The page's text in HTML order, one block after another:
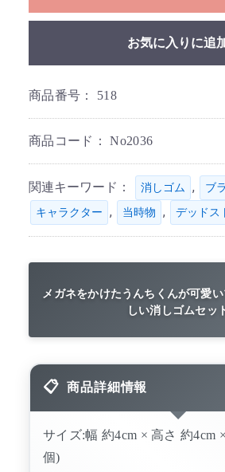
お気に入りに追
商品番号： 518
商品コード：No2036
関連キーワード： 消しゴム , ブ
キャラクター , 当時物 , デッドス
メガネをかけたうんちくんが可愛
しい消しゴムセッ
商品詳細情報
サイズ:幅 約4cm × 高さ 約4cm
個)